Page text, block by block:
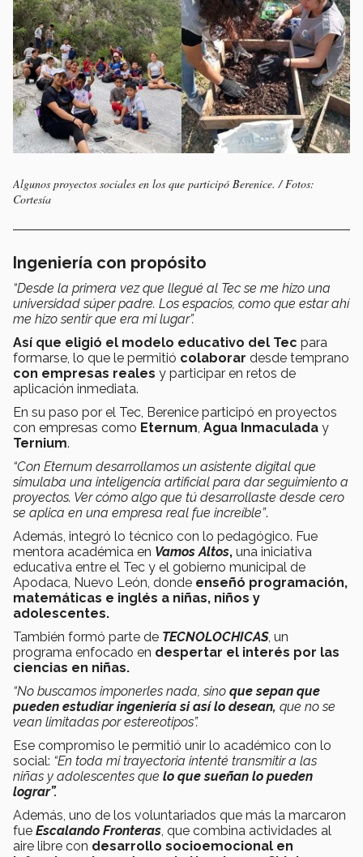
Algunos proyectos sociales en los que participó Berenice. / Fotos:
Cortesía
Ingeniería con propósito
“Desde la primera vez que llegué al Tec se me hizo una
universidad súper padre. Los espacios, como que estar ahí
me hizo sentir que era mi lugar”.
Así que eligió el modelo educativo del Tec para
formarse, lo que le permitió colaborar desde temprano
con empresas reales y participar en retos de
aplicación inmediata.
En su paso por el Tec, Berenice participó en proyectos
con empresas como Eternum, Agua Inmaculada y
Ternium.
“Con Eternum desarrollamos un asistente digital que
simulaba una inteligencia artificial para dar seguimiento a
proyectos. Ver cómo algo que tú desarrollaste desde cero
se aplica en una empresa real fue increíble”.
Además, integró lo técnico con lo pedagógico. Fue
mentora académica en Vamos Altos, una iniciativa
educativa entre el Tec y el gobierno municipal de
Apodaca, Nuevo León, donde enseñó programación,
matemáticas e inglés a niñas, niños y
adolescentes.
También formó parte de TECNOLOCHICAS, un
programa enfocado en despertar el interés por las
ciencias en niñas.
“No buscamos imponerles nada, sino que sepan que
pueden estudiar ingeniería si así lo desean, que no se
vean limitadas por estereotipos”.
Ese compromiso le permitió unir lo académico con lo
social: “En toda mi trayectoria intenté transmitir a las
niñas y adolescentes que lo que sueñan lo pueden
lograr”.
Además, uno de los voluntariados que más la marcaron
fue Escalando Fronteras, que combina actividades al
aire libre con desarrollo socioemocional en